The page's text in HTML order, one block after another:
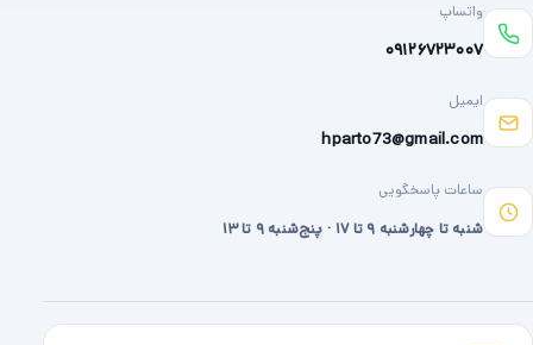
واتساپ
۰۹۱۲۶۷۲۳۰۰۷
ایمیل
hparto73@gmail.com
ساعات پاسخگویی
شنبه تا چهارشنبه ۹ تا ۱۷ · پنج‌شنبه ۹ تا ۱۳